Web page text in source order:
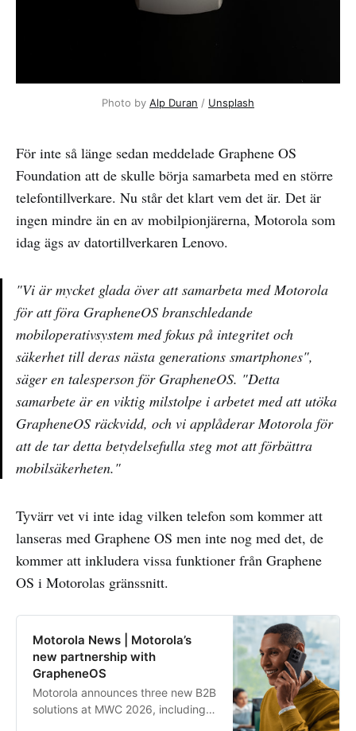
Photo by Alp Duran / Unsplash
För inte så länge sedan meddelade Graphene OS
Foundation att de skulle börja samarbeta med en större
telefontillverkare. Nu står det klart vem det är. Det är
ingen mindre än en av mobilpionjärerna, Motorola som
idag ägs av datortillverkaren Lenovo.
"Vi är mycket glada över att samarbeta med Motorola
för att föra GrapheneOS branschledande
mobiloperativsystem med fokus på integritet och
säkerhet till deras nästa generations smartphones",
säger en talesperson för GrapheneOS. "Detta
samarbete är en viktig milstolpe i arbetet med att utöka
GrapheneOS räckvidd, och vi applåderar Motorola för
att de tar detta betydelsefulla steg mot att förbättra
mobilsäkerheten."
Tyvärr vet vi inte idag vilken telefon som kommer att
lanseras med Graphene OS men inte nog med det, de
kommer att inkludera vissa funktioner från Graphene
OS i Motorolas gränssnitt.
Motorola News | Motorola’s
new partnership with
GrapheneOS
Motorola announces three new B2B
solutions at MWC 2026, including